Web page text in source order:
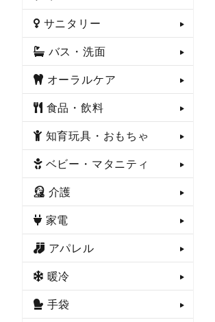
サニタリー
バス・洗面
オーラルケア
食品・飲料
知育玩具・おもちゃ
ベビー・マタニティ
介護
家電
アパレル
暖冷
手袋